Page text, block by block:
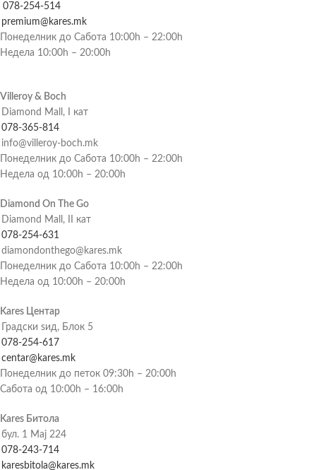
078-254-514
premium@kares.mk
Понеделник до Сабота 10:00h – 22:00h
Недела 10:00h – 20:00h
Villeroy & Boch
Diamond Mall, I кат
078-365-814
info@villeroy-boch.mk
Понеделник до Сабота 10:00h – 22:00h
Недела од 10:00h – 20:00h
Diamond On The Go
Diamond Mall, II кат
078-254-631
diamondonthego@kares.mk
Понеделник до Сабота 10:00h – 22:00h
Недела од 10:00h – 20:00h
Kares Центар
Градски ѕид, Блок 5
078-254-617
centar@kares.mk
Понеделник до петок 09:30h – 20:00h
Сабота од 10:00h – 16:00h
Kares Битола
бул. 1 Мај 224
078-243-714
karesbitola@kares.mk